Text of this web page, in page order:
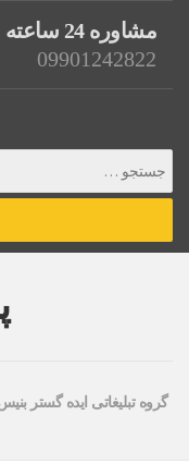
مشاوره 24 ساعته
09901242822
گروه تبلیغاتی ایده گستر